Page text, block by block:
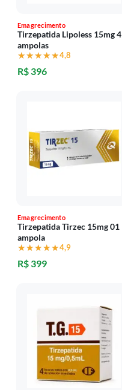
Emagrecimento
Tirzepatida Lipoless 15mg 4
ampolas
★★★★★
★★★★★4,8
R$ 396
Emagrecimento
Tirzepatida Tirzec 15mg 01
ampola
★★★★★
★★★★★4,9
R$ 399